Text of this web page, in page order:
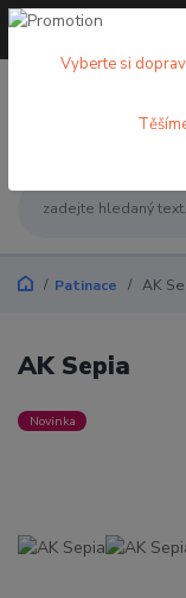
+420 773 998 582
Patinace AK
AK Sepia
Novinka
Vyberte si